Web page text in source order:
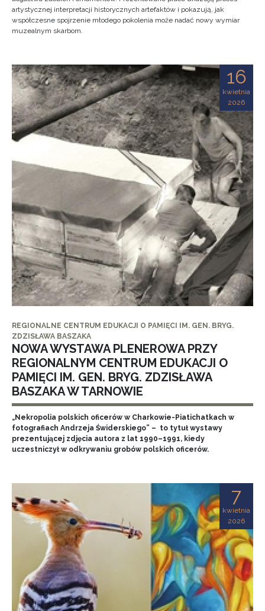
artystycznej interpretacji historycznych artefaktów i pokazują, jak
współczesne spojrzenie młodego pokolenia może nadać nowy wymiar
muzealnym skarbom.
16
kwietnia
2026
REGIONALNE CENTRUM EDUKACJI O PAMIĘCI IM. GEN. BRYG.
ZDZISŁAWA BASZAKA
NOWA WYSTAWA PLENEROWA PRZY
REGIONALNYM CENTRUM EDUKACJI O
PAMIĘCI IM. GEN. BRYG. ZDZISŁAWA
BASZAKA W TARNOWIE
„Nekropolia polskich oficerów w Charkowie-Piatichatkach w
fotografiach Andrzeja Świderskiego” – to tytuł wystawy
prezentującej zdjęcia autora z lat 1990–1991, kiedy
uczestniczył w odkrywaniu grobów polskich oficerów.
7
kwietnia
2026